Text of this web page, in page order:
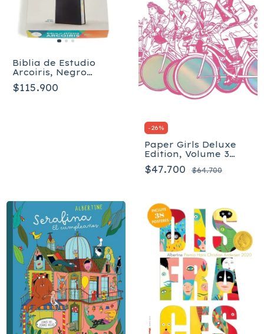
Biblia de Estudio
Arcoiris, Negro
imitación piel RVR
1960
$115.900
-26%
Paper Girls Deluxe
Edition, Volume 3
(Paper Girls Deluxe,
3) Tapa dura
$47.700 $64.700